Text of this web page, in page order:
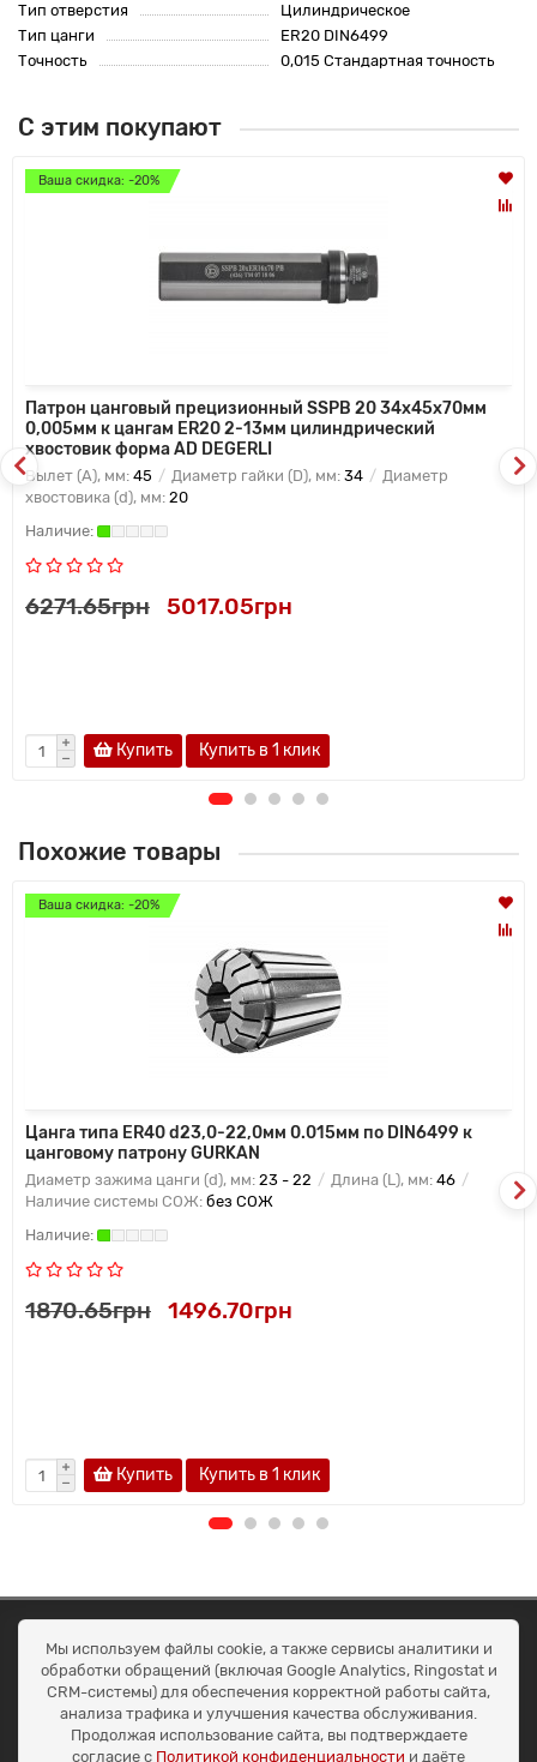
Тип отверстия
Цилиндрическое
Тип цанги
ER20 DIN6499
Точность
0,015 Стандартная точность
С этим покупают
Ваша скидка: -20%
Патрон цанговый прецизионный SSPB 20 34x45x70мм
0,005мм к цангам ER20 2-13мм цилиндрический
хвостовик форма AD DEGERLI
Вылет (A), мм: 45 Диаметр гайки (D), мм: 34
Диаметр
хвостовика (d), мм: 20
6271.65грн 5017.05грн
Купить Купить в 1 клик
Похожие товары
Ваша скидка: -20%
Цанга типа ER40 d23,0-22,0мм 0.015мм по DIN6499 к
цанговому патрону GURKAN
Диаметр зажима цанги (d), мм: 23 - 22 Длина (L), мм: 46
Наличие системы СОЖ: без СОЖ
1870.65грн 1496.70грн
Купить Купить в 1 клик
ОКЕАН ТРЕЙД
Договір публичної оферти
Доставка та оплата
Наші контакти
Умови повернення
+38 (099) 452-20-02
Мы используем файлы cookie, а также сервисы аналитики и
обработки обращений (включая Google Analytics, Ringostat и
CRM-системы) для обеспечения корректной работы сайта,
анализа трафика и улучшения качества обслуживания.
Продолжая использование сайта, вы подтверждаете
согласие с Политикой конфиденциальности и даёте